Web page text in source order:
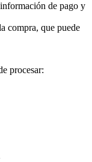
de pago y
compra, que puede
procesar: